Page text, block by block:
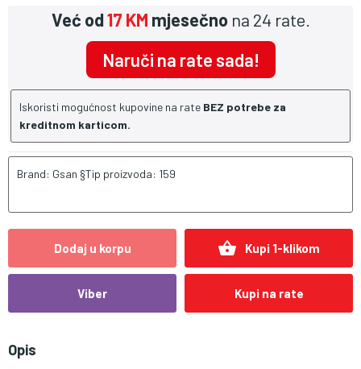
Već od17 KM mjesečno na 24 rate.
Naruči na rate sada!
Iskoristi mogućnost kupovine na rate BEZ potrebe za
kreditnom karticom.
Brand: Gsan §Tip proizvoda: 159
Dodaj u korpu shopping_basket Kupi 1-klikom
Viber Kupi na rate
Opis